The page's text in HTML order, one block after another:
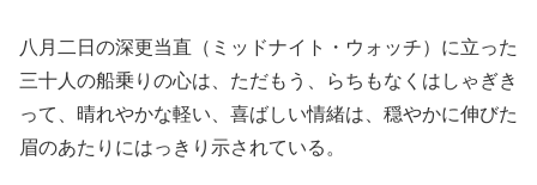
八月二日の深更当直（ミッドナイト・ウォッチ）に立った
三十人の船乗りの心は、ただもう、らちもなくはしゃぎき
って、晴れやかな軽い、喜ばしい情緒は、穏やかに伸びた
眉のあたりにはっきり示されている。